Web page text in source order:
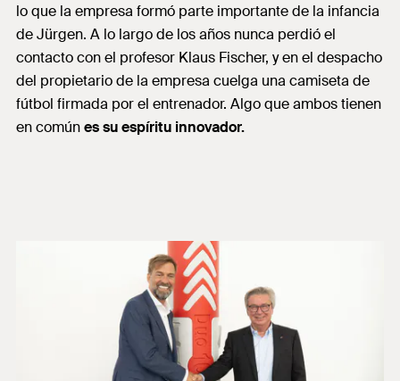
lo que la empresa formó parte importante de la infancia
de Jürgen. A lo largo de los años nunca perdió el
contacto con el profesor Klaus Fischer, y en el despacho
del propietario de la empresa cuelga una camiseta de
fútbol firmada por el entrenador. Algo que ambos tienen
en comúnes su espíritu innovador.